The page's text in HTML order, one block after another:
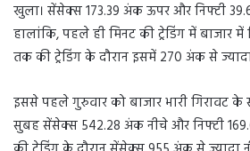
खुला। सेंसेक्स 173.39 अंक ऊपर और निफ्टी
हालांकि, पहले ही मिनट की ट्रेडिंग में बाजार
तक की ट्रेडिंग के दौरान इसमें 270 अंक से
इससे पहले गुरुवार को बाजार भारी गिरावट
सुबह सेंसेक्स 542.28 अंक नीचे और निफ्टी